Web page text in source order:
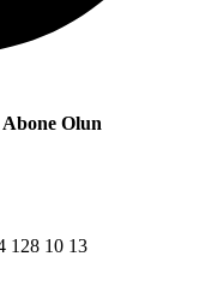
Olun
128 10 13